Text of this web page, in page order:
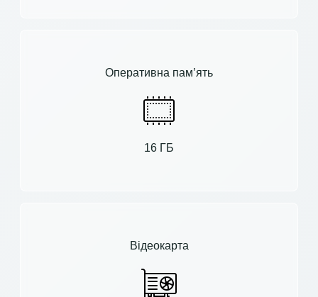
Оперативна пам’ять
16 ГБ
Відеокарта